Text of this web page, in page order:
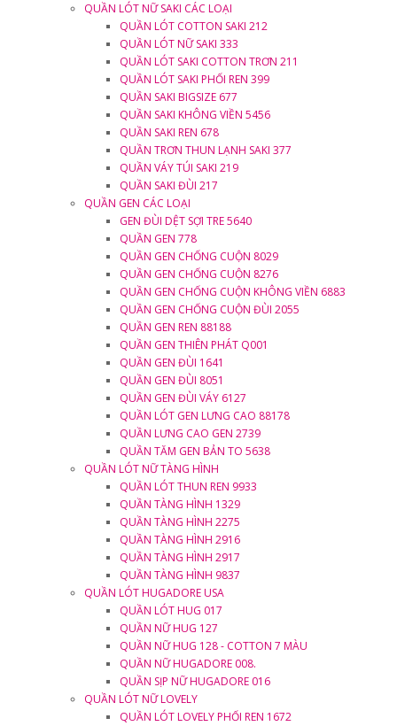
QUẦN LÓT NỮ SAKI CÁC LOẠI
QUẦN LÓT COTTON SAKI 212
QUẦN LÓT NỮ SAKI 333
QUẦN LÓT SAKI COTTON TRƠN 211
QUẦN LÓT SAKI PHỐI REN 399
QUẦN SAKI BIGSIZE 677
QUẦN SAKI KHÔNG VIỀN 5456
QUẦN SAKI REN 678
QUẦN TRƠN THUN LẠNH SAKI 377
QUẦN VÁY TÚI SAKI 219
QUẦN SAKI ĐÙI 217
QUẦN GEN CÁC LOẠI
GEN ĐÙI DỆT SỢI TRE 5640
QUẦN GEN 778
QUẦN GEN CHỐNG CUỘN 8029
QUẦN GEN CHỐNG CUỘN 8276
QUẦN GEN CHỐNG CUỘN KHÔNG VIỀN 6883
QUẦN GEN CHỐNG CUỘN ĐÙI 2055
QUẦN GEN REN 88188
QUẦN GEN THIÊN PHÁT Q001
QUẦN GEN ĐÙI 1641
QUẦN GEN ĐÙI 8051
QUẦN GEN ĐÙI VÁY 6127
QUẦN LÓT GEN LƯNG CAO 88178
QUẦN LƯNG CAO GEN 2739
QUẦN TĂM GEN BẢN TO 5638
QUẦN LÓT NỮ TÀNG HÌNH
QUẦN LÓT THUN REN 9933
QUẦN TÀNG HÌNH 1329
QUẦN TÀNG HÌNH 2275
QUẦN TÀNG HÌNH 2916
QUẦN TÀNG HÌNH 2917
QUẦN TÀNG HÌNH 9837
QUẦN LÓT HUGADORE USA
QUẦN LÓT HUG 017
QUẦN NỮ HUG 127
QUẦN NỮ HUG 128 - COTTON 7 MÀU
QUẦN NỮ HUGADORE 008.
QUẦN SỊP NỮ HUGADORE 016
QUẦN LÓT NỮ LOVELY
QUẦN LÓT LOVELY PHỐI REN 1672